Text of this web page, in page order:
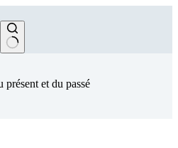
et du passé